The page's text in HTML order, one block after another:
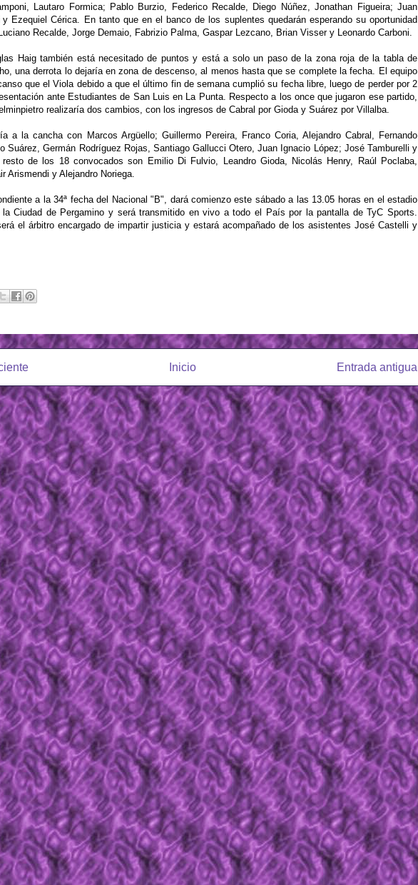
Lautaro Formica; Pablo Burzio, Federico Recalde, Diego Núñez, Jonathan Figueira; Juan
Ezequiel Cérica. En tanto que en el banco de los suplentes quedarán esperando su oportunidad
Recalde, Jorge Demaio, Fabrizio Palma, Gaspar Lezcano, Brian Visser y Leonardo Carboni.
Haig también está necesitado de puntos y está a solo un paso de la zona roja de la tabla de
una derrota lo dejaría en zona de descenso, al menos hasta que se complete la fecha. El equipo
que el Viola debido a que el último fin de semana cumplió su fecha libre, luego de perder por 2
ante Estudiantes de San Luis en La Punta. Respecto a los once que jugaron ese partido,
realizaría dos cambios, con los ingresos de Cabral por Gioda y Suárez por Villalba.
a la cancha con Marcos Argüello; Guillermo Pereira, Franco Coria, Alejandro Cabral, Fernando
Suárez, Germán Rodríguez Rojas, Santiago Gallucci Otero, Juan Ignacio López; José Tamburelli y
de los 18 convocados son Emilio Di Fulvio, Leandro Gioda, Nicolás Henry, Raúl Poclaba,
Arismendi y Alejandro Noriega.
a la 34ª fecha del Nacional "B", dará comienzo este sábado a las 13.05 horas en el estadio
la Ciudad de Pergamino y será transmitido en vivo a todo el País por la pantalla de TyC Sports.
el árbitro encargado de impartir justicia y estará acompañado de los asistentes José Castelli y
Entrada antigua
Inicio